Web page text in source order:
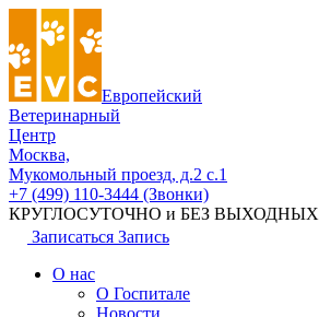
Европейский
Ветеринарный
Центр
Москва,
Мукомольный проезд, д.2 с.1
+7 (499) 110-3444 (Звонки)
КРУГЛОСУТОЧНО и БЕЗ ВЫХОДНЫХ
Записаться Запись
О нас
О Госпитале
Новости